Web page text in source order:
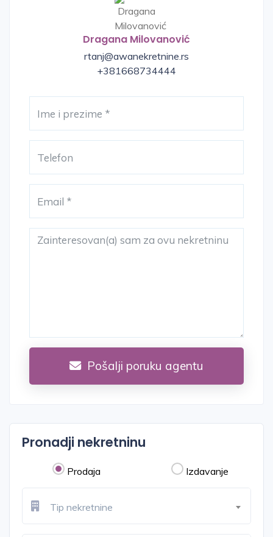
Dragana Milovanović
rtanj@awanekretnine.rs
+381668734444
Pošalji poruku agentu
Pronadji nekretninu
Prodaja Izdavanje
Tip nekretnine